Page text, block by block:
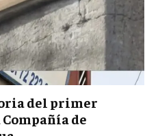
del primer
de